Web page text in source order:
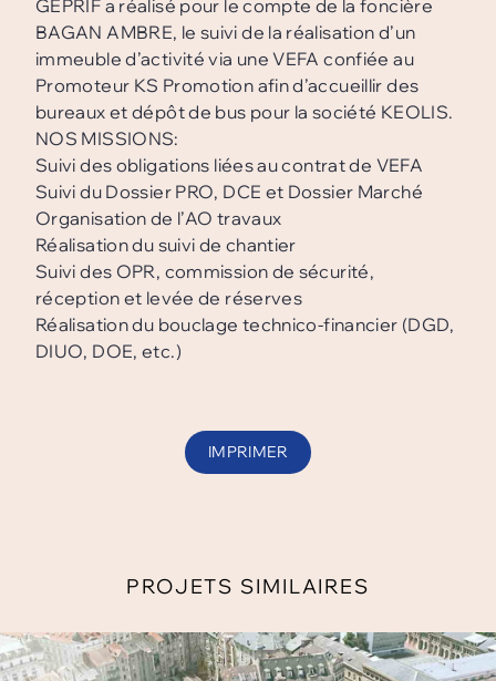
GEPRIF a réalisé pour le compte de la foncière
BAGAN AMBRE, le suivi de la réalisation d’un
immeuble d’activité via une VEFA confiée au
Promoteur KS Promotion afin d’accueillir des
bureaux et dépôt de bus pour la société KEOLIS.
NOS MISSIONS:
Suivi des obligations liées au contrat de VEFA
Suivi du Dossier PRO, DCE et Dossier Marché
Organisation de l’AO travaux
Réalisation du suivi de chantier
Suivi des OPR, commission de sécurité,
réception et levée de réserves
Réalisation du bouclage technico-financier (DGD,
DIUO, DOE, etc.)
IMPRIMER
PROJETS SIMILAIRES